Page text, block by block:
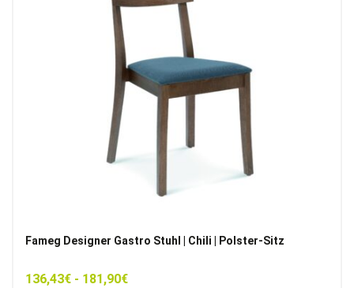
Fameg Designer Gastro Stuhl | Chili | Polster-Sitz
136,43€ - 181,90€